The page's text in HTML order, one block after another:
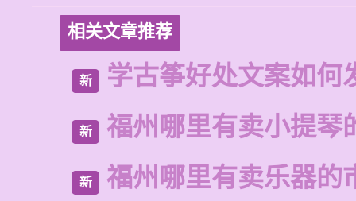
相关文章推荐
新 学古筝好处文案如何
新 福州哪里有卖小提琴
新 福州哪里有卖乐器的